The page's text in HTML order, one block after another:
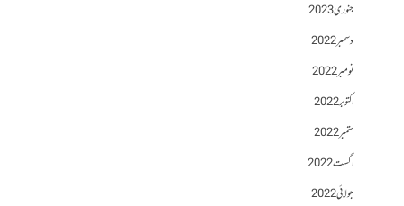
جنوری 2023
دسمبر 2022
نومبر 2022
اکتوبر 2022
ستمبر 2022
اگست 2022
جولائی 2022